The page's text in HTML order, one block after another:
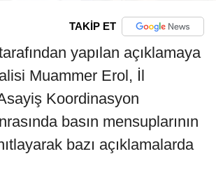
TAKİP ET
yapılan açıklamaya
Muammer Erol, İl
Koordinasyon
basın mensuplarının
bazı açıklamalarda